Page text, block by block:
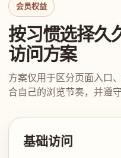
会员权益
按习惯选择久
访问方案
方案仅用于区分页面入口
合自己的浏览节奏，并遵
基础访问